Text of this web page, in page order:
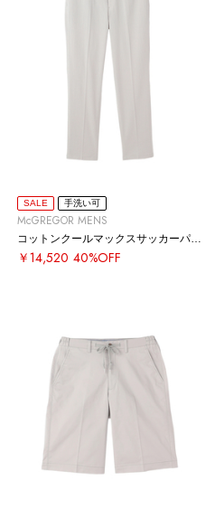
SALE 手洗い可
McGREGOR MENS
コットンクールマックスサッカーパンツ
￥14,520 40%OFF